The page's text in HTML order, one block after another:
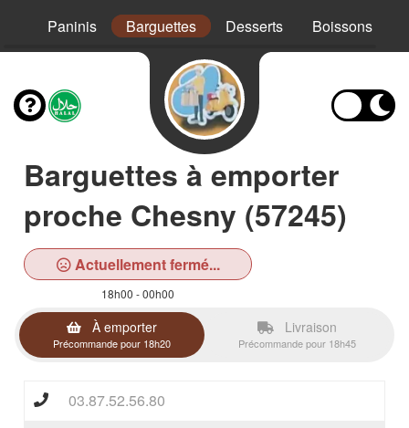
Paninis Barguettes Desserts Boissons
Barguettes à emporter
proche Chesny (57245)
Actuellement fermé...
18h00 - 00h00
À emporter
Précommande pour 18h20
Livraison
Précommande pour 18h45
03.87.52.56.80